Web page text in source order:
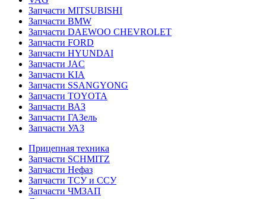
Запчасти MITSUBISHI
Запчасти BMW
Запчасти DAEWOO CHEVROLET
Запчасти FORD
Запчасти HYUNDAI
Запчасти JAC
Запчасти KIA
Запчасти SSANGYONG
Запчасти TOYOTA
Запчасти ВАЗ
Запчасти ГАЗель
Запчасти УАЗ
Прицепная техника
Запчасти SCHMITZ
Запчасти Нефаз
Запчасти ТСУ и ССУ
Запчасти ЧМЗАП